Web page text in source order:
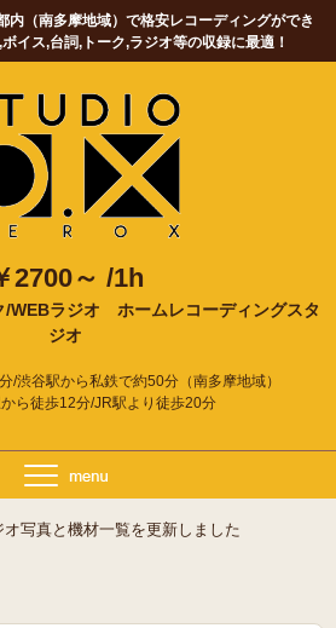
内（南多摩地域）で格安レコーディングができ
イス,台詞,トーク,ラジオ等の収録に最適！
2700～ /1h
/WEBラジオ ホームレコーディングスタ
ジオ
/渋谷駅から私鉄で約50分（南多摩地域）
ら徒歩12分/JR駅より徒歩20分
オ写真と機材一覧を更新しました